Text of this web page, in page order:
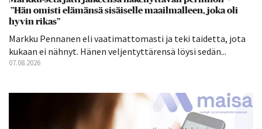
”Hän omisti elämänsä sisäiselle maailmalleen, joka oli
hyvin rikas”
Markku Pennanen eli vaatimattomasti ja teki taidetta, jota
kukaan ei nähnyt. Hänen veljentyttärensä löysi sedän...
07.08.2026